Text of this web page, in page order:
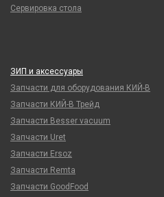
Сервировка стола
ЗИП и аксессуары
Запчасти для оборудования КИЙ-В
Запчасти КИЙ-В Трейд
Запчасти Besser vacuum
Запчасти Uret
Запчасти Ersoz
Запчасти Remta
Запчасти GoodFood